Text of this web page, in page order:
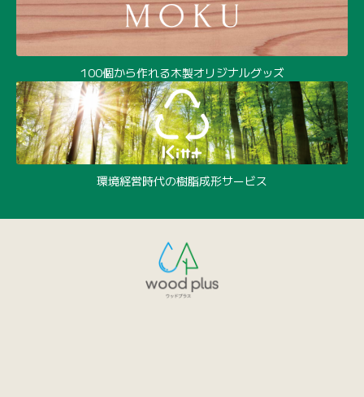
100個から作れる木製オリジナルグッズ
環境経営時代の樹脂成形サービス